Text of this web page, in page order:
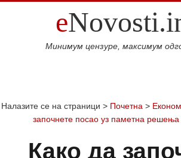
e
Минимум цензуре, максимум
ПОЧЕТНА
ВИЈЕСТИ
СПОРТ
Налазите се на страници > Почетна >
започнете посао уз паметна
Како да